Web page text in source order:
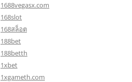
1688vegasx.com
168slot
168สล็อต
188bet
188betth
1xbet
1xgameth.com